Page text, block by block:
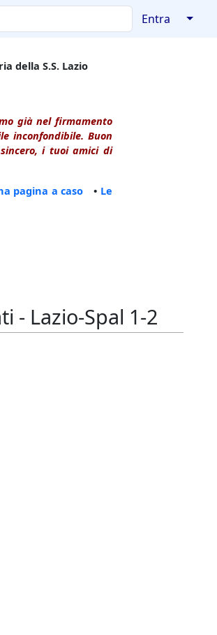
Entra ↓
della S.S. Lazio
già nel firmamento
inconfondibile. Buon
i tuoi amici di
pagina a caso • Le
- Lazio-Spal 1-2